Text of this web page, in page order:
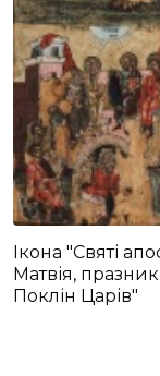
Ікона "Святі
Матвія,
Поклін Царів"